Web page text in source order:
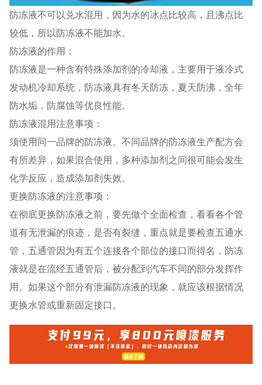
防冻液不可以兑水混用，因为水的冰点比较高，且沸点比
较低，所以防冻液不能加水。
防冻液的作用：
防冻液是一种含有特殊添加剂的冷却液，主要用于液冷式
发动机冷却系统，防冻液具有冬天防冻，夏天防沸，全年
防水垢，防腐蚀等优良性能。
防冻液混用注意事项：
须使用同一品牌的防冻液。不同品牌的防冻液生产配方会
有所差异，如果混合使用，多种添加剂之间很可能会发生
化学反应，造成添加剂失效。
更换防冻液的注意事项：
在彻底更换防冻液之前，要先做个全面检查，看看各个管
道有无泄漏的痕迹，是否有裂缝，重点就是要检查五通水
管，五通管因为有五个连接各个部位的接口而得名，防冻
液就是在流经五通管后，被分配到汽车不同的部分发挥作
用。如果这个部分有泄漏防冻液的现象，就应该根据情况
更换水管或重新固定接口。